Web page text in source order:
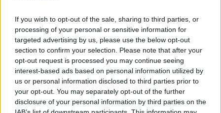
If you wish to opt-out of the sale, sharing to third parties, or
processing of your personal or sensitive information for
targeted advertising by us, please use the below opt-out
section to confirm your selection. Please note that after your
opt-out request is processed you may continue seeing
interest-based ads based on personal information utilized by
us or personal information disclosed to third parties prior to
your opt-out. You may separately opt-out of the further
disclosure of your personal information by third parties on the
ΣΧΕΤΙΚΑ ΑΡΘΡΑ